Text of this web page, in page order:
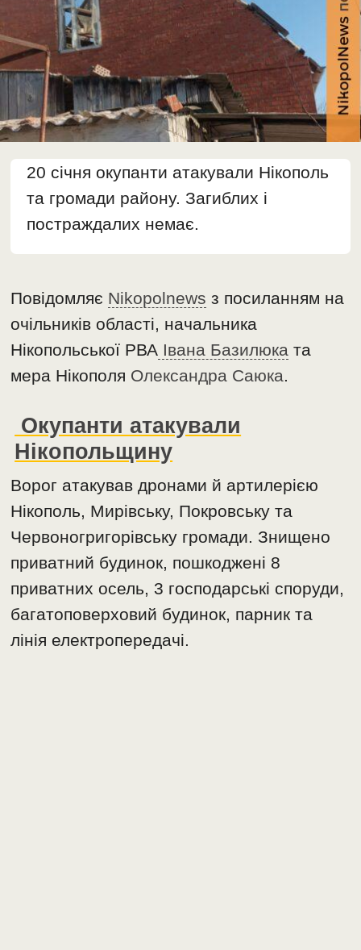
20 січня окупанти атакували Нікополь
та громади району. Загиблих і
постраждалих немає.
Повідомляє Nikopolnews з посиланням на
очільників області, начальника
Нікопольської РВА Івана Базилюка та
мера Нікополя Олександра Саюка.
Окупанти атакували
Нікопольщину
Ворог атакував дронами й артилерією
Нікополь, Мирівську, Покровську та
Червоногригорівську громади. Знищено
приватний будинок, пошкоджені 8
приватних осель, 3 господарські споруди,
багатоповерховий будинок, парник та
лінія електропередачі.